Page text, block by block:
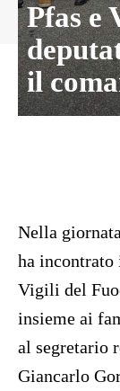
Pfas e
il
Nella
ha incontrato
Vigili del
insieme ai
al segretario
Giancarlo